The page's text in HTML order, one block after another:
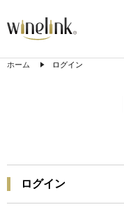
ホーム ログイン
ログイン